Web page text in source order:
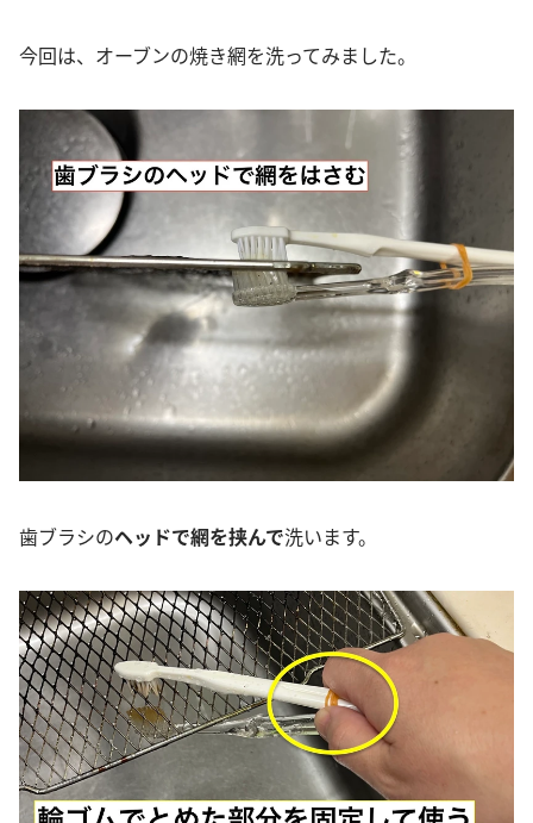
今回は、オーブンの焼き網を洗ってみました。
歯ブラシのヘッドで網を挟んで洗います。